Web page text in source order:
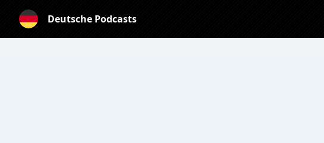
Deutsche Podcasts